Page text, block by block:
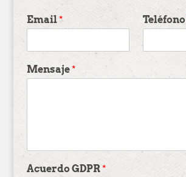
Email* Teléfono
Mensaje*
Acuerdo GDPR*